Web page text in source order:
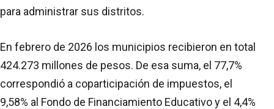
para administrar sus distritos.
En febrero de 2026 los municipios recibieron en total
424.273 millones de pesos. De esa suma, el 77,7%
correspondió a coparticipación de impuestos, el
9,58% al Fondo de Financiamiento Educativo y el 4,4%